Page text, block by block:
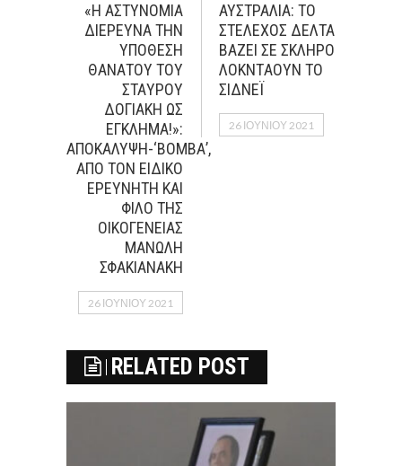
«Η ΑΣΤΥΝΟΜIΑ
ΔΙΕΡΕΥΝA ΤΗΝ
ΥΠOΘΕΣΗ
ΘΑΝAΤΟΥ ΤΟΥ
ΣΤΑYΡΟΥ
ΔΟΓΙAΚΗ ΩΣ
EΓΚΛΗΜΑ!»:
ΑΠΟΚAΛΥΨΗ-‘ΒOΜΒΑ’,
ΑΠO ΤΟΝ ΕΙΔΙΚO
ΕΡΕΥΝΗΤH ΚΑΙ
ΦIΛΟ ΤΗΣ
ΟΙΚΟΓEΝΕΙΑΣ
ΜΑΝΩΛΗ
ΣΦΑΚΙΑΝΑΚΗ
26 ΙΟΥΝΊΟΥ 2021
ΑΥΣΤΡΑΛIΑ: ΤΟ
ΣΤEΛΕΧΟΣ ΔEΛΤΑ
ΒAΖΕΙ ΣΕ ΣΚΛΗΡO
ΛΟΚΝΤAΟΥΝ ΤΟ
ΣIΔΝΕΪ
26 ΙΟΥΝΊΟΥ 2021
RELATED POST